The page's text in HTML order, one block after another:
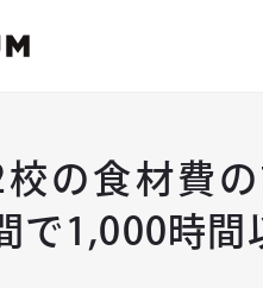
の食材費
で1,000時